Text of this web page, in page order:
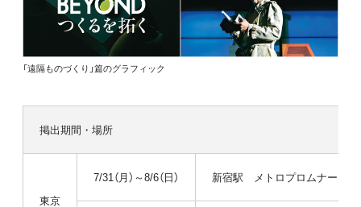
「遠隔ものづくり」篇のグラフィック
掲出期間・場所
東京
7/31（月）～8/6（日） 新宿駅 メトロプロムナード（